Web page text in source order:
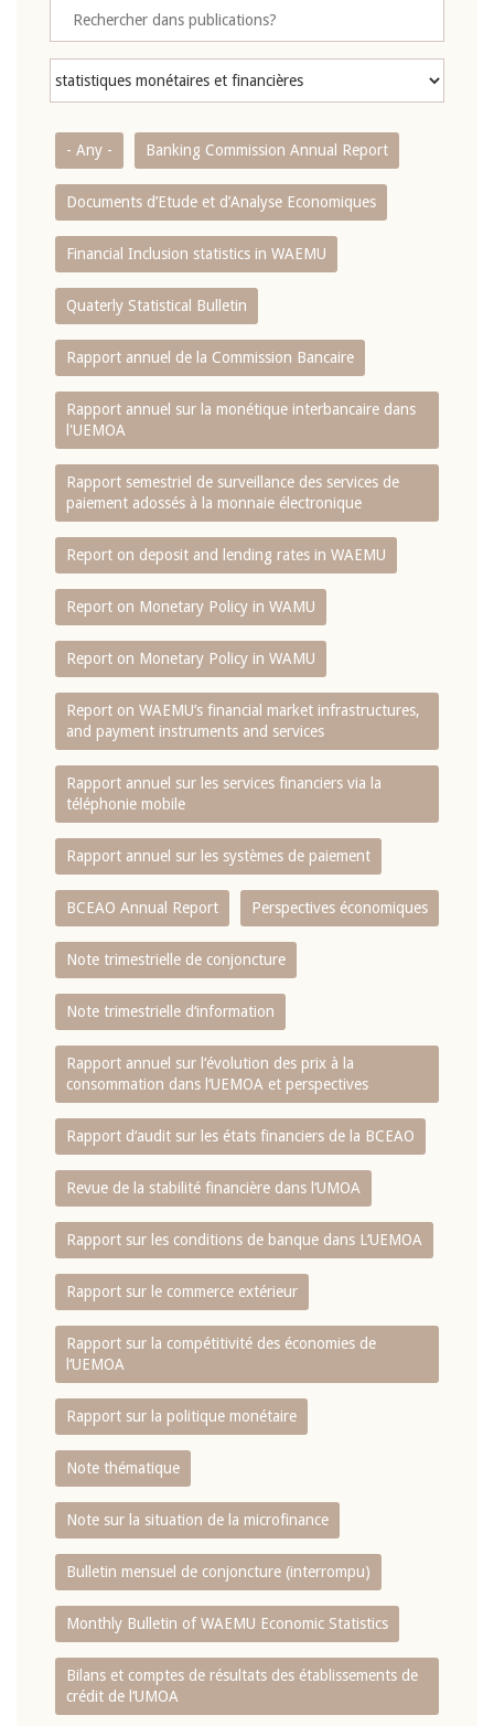
- Any - Banking Commission Annual Report
Documents d’Etude et d’Analyse Economiques
Financial Inclusion statistics in WAEMU
Quaterly Statistical Bulletin
Rapport annuel de la Commission Bancaire
Rapport annuel sur la monétique interbancaire dans
l'UEMOA
Rapport semestriel de surveillance des services de
paiement adossés à la monnaie électronique
Report on deposit and lending rates in WAEMU
Report on Monetary Policy in WAMU
Report on Monetary Policy in WAMU
Report on WAEMU’s financial market infrastructures,
and payment instruments and services
Rapport annuel sur les services financiers via la
téléphonie mobile
Rapport annuel sur les systèmes de paiement
BCEAO Annual Report Perspectives économiques
Note trimestrielle de conjoncture
Note trimestrielle d‘information
Rapport annuel sur l‘évolution des prix à la
consommation dans l‘UEMOA et perspectives
Rapport d‘audit sur les états financiers de la BCEAO
Revue de la stabilité financière dans l‘UMOA
Rapport sur les conditions de banque dans L‘UEMOA
Rapport sur le commerce extérieur
Rapport sur la compétitivité des économies de
l‘UEMOA
Rapport sur la politique monétaire
Note thématique
Note sur la situation de la microfinance
Bulletin mensuel de conjoncture (interrompu)
Monthly Bulletin of WAEMU Economic Statistics
Bilans et comptes de résultats des établissements de
crédit de l‘UMOA